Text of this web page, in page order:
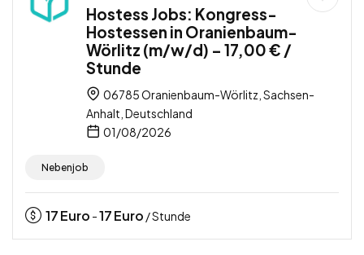
Hostess Jobs: Kongress-
Hostessen in Oranienbaum-
Wörlitz (m/w/d) – 17,00 € /
Stunde
06785 Oranienbaum-Wörlitz, Sachsen-
Anhalt, Deutschland
01/08/2026
Nebenjob
17Euro -17Euro / Stunde